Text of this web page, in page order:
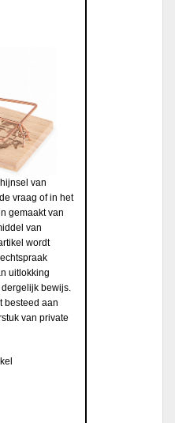
van
vraag of in het
gemaakt van
van
wordt
uitlokking
bewijs.
besteed aan
van private